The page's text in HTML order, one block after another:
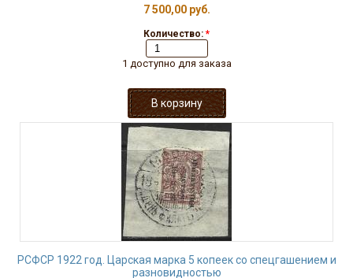
7 500,00 руб.
Количество: *
1 доступно для заказа
РСФСР 1922 год. Царская марка 5 копеек со спецгашением и
разновидностью